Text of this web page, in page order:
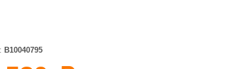
B10040795